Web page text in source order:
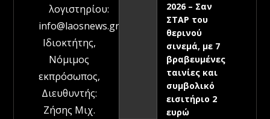
λογιστηρίου:
info@laosnews.gr
Ιδιοκτήτης,
Νόμιμος
εκπρόσωπος,
Διευθυντής:
Ζήσης Μιχ.
2026 – Σαν
ΣΤΑΡ του
θερινού
σινεμά, με 7
βραβευμένες
ταινίες και
συμβολικό
εισιτήριο 2
ευρώ